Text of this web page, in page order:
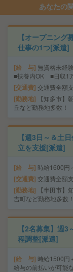
あなたの
【オープニン
仕事の1つ[派遣]
給 与 無資格未経
■扶養内OK ■日収1
交通費 交通費全額
勤務地
【知多市】
丘など勤務地多数！
【週3日～＆土
立を支援[派遣]
給 与 時給1600
交通費 交通費全額
勤務地
【半田市】
吉町など勤務地多数！
【2名募集】週
程調整[派遣]
給 与 時給1500
給与の前払いが可能